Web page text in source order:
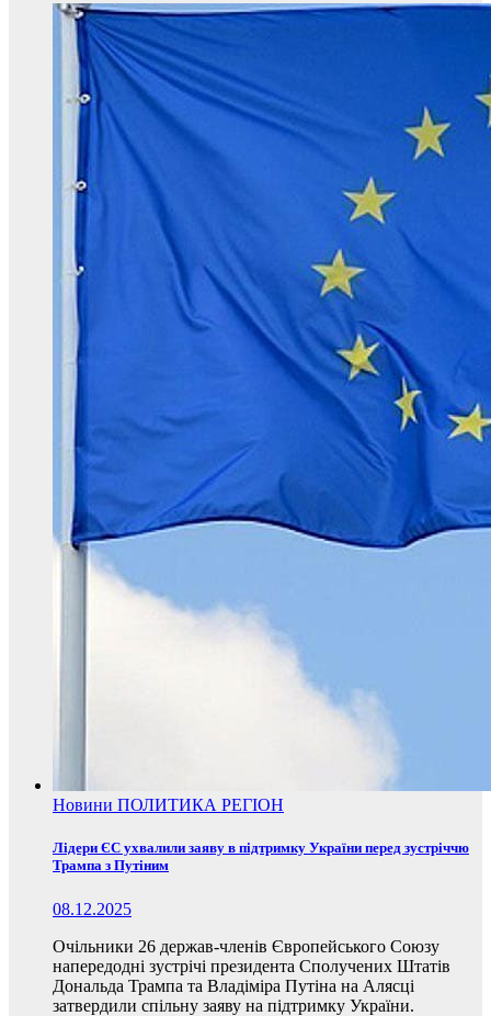
Новини ПОЛИТИКА РЕГІОН
Лідери ЄС ухвалили заяву в підтримку України перед зустріччю
Трампа з Путіним
08.12.2025
Очільники 26 держав-членів Європейського Союзу
напередодні зустрічі президента Сполучених Штатів
Дональда Трампа та Владіміра Путіна на Алясці
затвердили спільну заяву на підтримку України.